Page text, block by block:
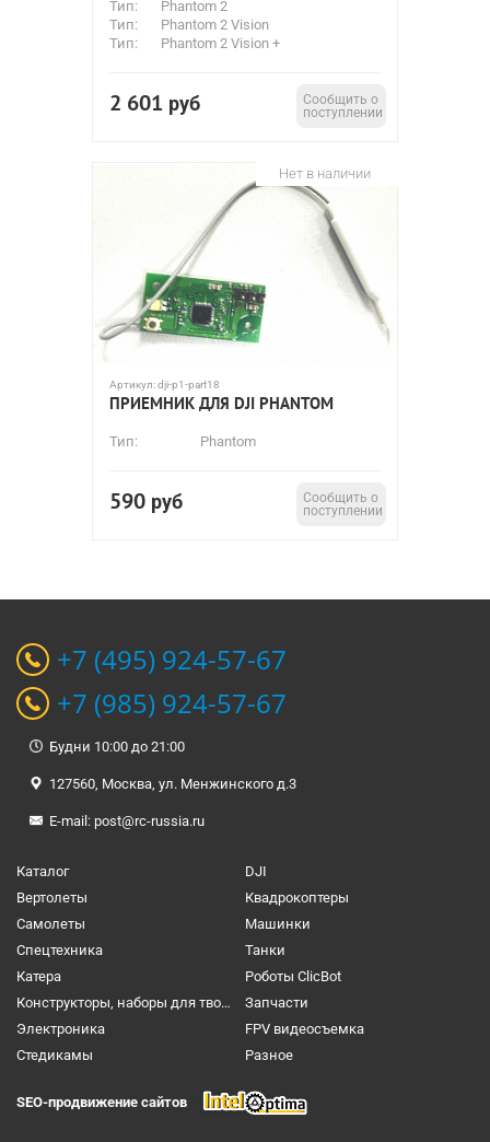
Тип:
Phantom 2
Тип:
Phantom 2 Vision
Тип:
Phantom 2 Vision +
2 601 руб
Сообщить о
поступлении
Нет в наличии
Артикул:dji-p1-part18
ПРИЕМНИК ДЛЯ DJI PHANTOM
Тип: Phantom
590 руб
Сообщить о
поступлении
+7 (495) 924-57-67
+7 (985) 924-57-67
Будни 10:00 до 21:00
127560, Москва, ул. Менжинского д.3
E-mail: post@rc-russia.ru
Каталог
DJI
Вертолеты
Квадрокоптеры
Самолеты
Машинки
Спецтехника
Танки
Катера
Роботы ClicBot
Конструкторы, наборы для творчества и настольные игры
Запчасти
Электроника
FPV видеосъемка
Cтедикамы
Разное
SEO-продвижение сайтов